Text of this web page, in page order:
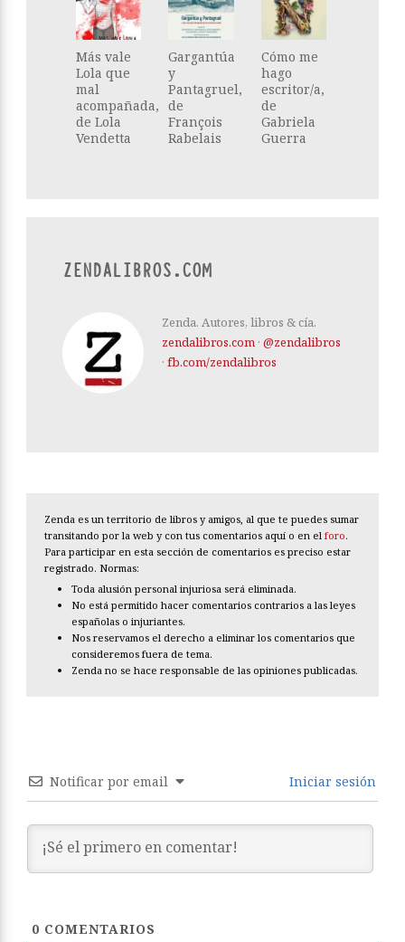
Más vale
Lola que
mal
acompañada,
de Lola
Vendetta
Gargantúa
y
Pantagruel,
de
François
Rabelais
Cómo me
hago
escritor/a,
de
Gabriela
Guerra
ZENDALIBROS.COM
Zenda. Autores, libros & cía.
zendalibros.com · @zendalibros
· fb.com/zendalibros
Zenda es un territorio de libros y amigos, al que te puedes sumar
transitando por la web y con tus comentarios aquí o en el foro.
Para participar en esta sección de comentarios es preciso estar
registrado. Normas:
Toda alusión personal injuriosa será eliminada.
No está permitido hacer comentarios contrarios a las leyes
españolas o injuriantes.
Nos reservamos el derecho a eliminar los comentarios que
consideremos fuera de tema.
Zenda no se hace responsable de las opiniones publicadas.
Notificar por email Iniciar sesión
0 COMENTARIOS